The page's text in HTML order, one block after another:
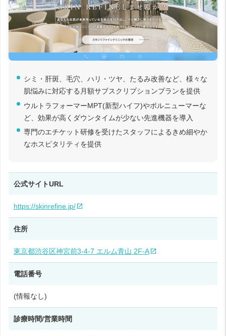
シミ・肝斑、毛穴、ハリ・ツヤ、たるみ改善など、様々な
肌悩みに対応する月額サブスクリプションプランを提供
ウルトラフォーマーMPT(新型ハイフ)やボルニューマーな
ど、効果が高くダウンタイムが少ない先進機器を導入
専門のエチケット研修を受けたスタッフによるきめ細やか
なホスピタリティを提供
公式サイトURL
https://skinrefine.jp/
住所
東京都渋谷区神宮前3-4-7 エルム青山 2F-A
電話番号
(情報なし)
診療時間/営業時間